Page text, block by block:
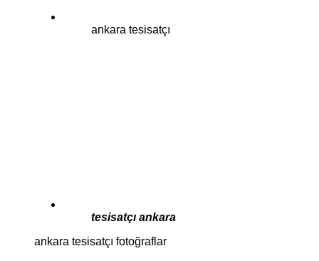
ankara tesisatçı
tesisatçı ankara
ankara tesisatçı fotoğraflar